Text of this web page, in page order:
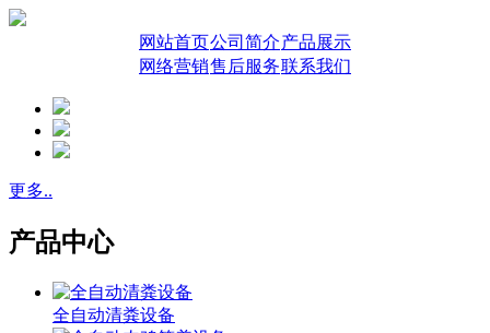
网站首页公司简介产品展示
网络营销售后服务联系我们
更多..
产品中心
全自动清粪设备